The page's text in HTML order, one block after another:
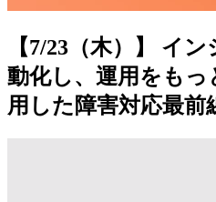
【7/23（木）】 イ
動化し、運用をも
用した障害対応最前